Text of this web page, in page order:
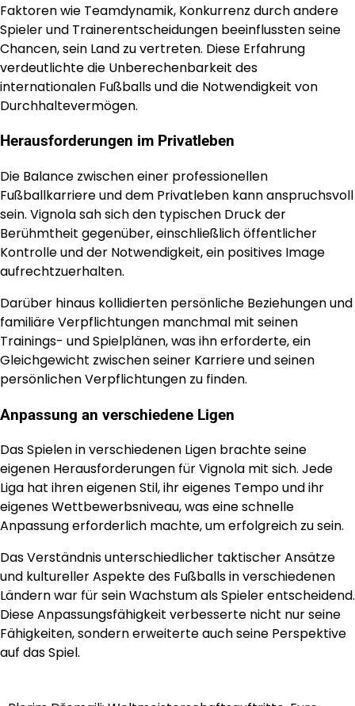
Faktoren wie Teamdynamik, Konkurrenz durch andere
Spieler und Trainerentscheidungen beeinflussten seine
Chancen, sein Land zu vertreten. Diese Erfahrung
verdeutlichte die Unberechenbarkeit des
internationalen Fußballs und die Notwendigkeit von
Durchhaltevermögen.
Herausforderungen im Privatleben
Die Balance zwischen einer professionellen
Fußballkarriere und dem Privatleben kann anspruchsvoll
sein. Vignola sah sich den typischen Druck der
Berühmtheit gegenüber, einschließlich öffentlicher
Kontrolle und der Notwendigkeit, ein positives Image
aufrechtzuerhalten.
Darüber hinaus kollidierten persönliche Beziehungen und
familiäre Verpflichtungen manchmal mit seinen
Trainings- und Spielplänen, was ihn erforderte, ein
Gleichgewicht zwischen seiner Karriere und seinen
persönlichen Verpflichtungen zu finden.
Anpassung an verschiedene Ligen
Das Spielen in verschiedenen Ligen brachte seine
eigenen Herausforderungen für Vignola mit sich. Jede
Liga hat ihren eigenen Stil, ihr eigenes Tempo und ihr
eigenes Wettbewerbsniveau, was eine schnelle
Anpassung erforderlich machte, um erfolgreich zu sein.
Das Verständnis unterschiedlicher taktischer Ansätze
und kultureller Aspekte des Fußballs in verschiedenen
Ländern war für sein Wachstum als Spieler entscheidend.
Diese Anpassungsfähigkeit verbesserte nicht nur seine
Fähigkeiten, sondern erweiterte auch seine Perspektive
auf das Spiel.